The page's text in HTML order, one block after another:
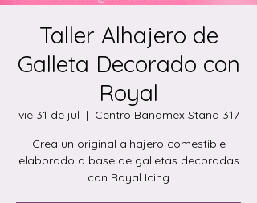
Taller Alhajero de
Galleta Decorado con
Royal
vie 31 de jul
  |
Centro Banamex Stand 317
Crea un original alhajero comestible
elaborado a base de galletas decoradas
con Royal Icing